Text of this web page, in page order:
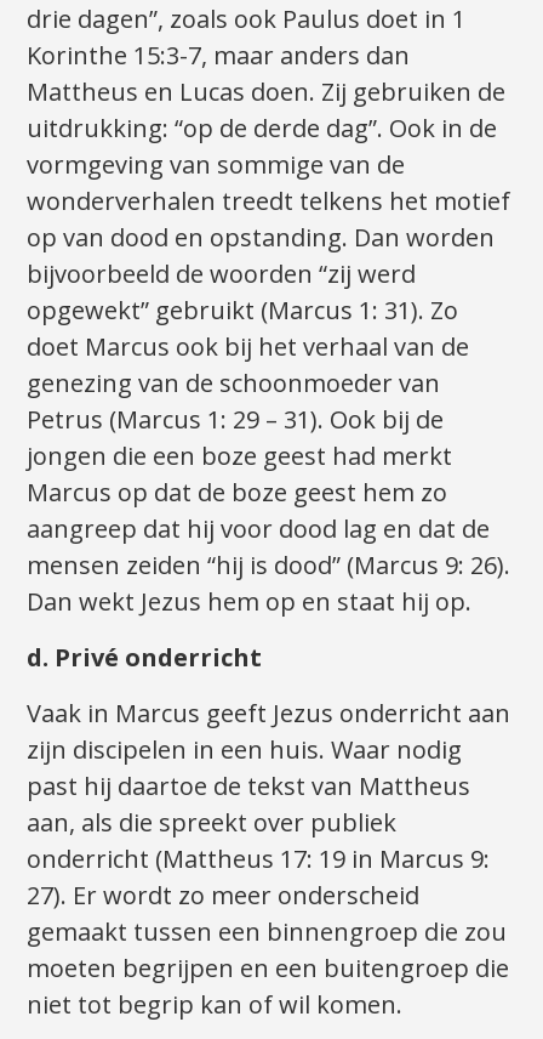
drie dagen”, zoals ook Paulus doet in 1
Korinthe 15:3-7, maar anders dan
Mattheus en Lucas doen. Zij gebruiken de
uitdrukking: “op de derde dag”. Ook in de
vormgeving van sommige van de
wonderverhalen treedt telkens het motief
op van dood en opstanding. Dan worden
bijvoorbeeld de woorden “zij werd
opgewekt” gebruikt (Marcus 1: 31). Zo
doet Marcus ook bij het verhaal van de
genezing van de schoonmoeder van
Petrus (Marcus 1: 29 – 31). Ook bij de
jongen die een boze geest had merkt
Marcus op dat de boze geest hem zo
aangreep dat hij voor dood lag en dat de
mensen zeiden “hij is dood” (Marcus 9: 26).
Dan wekt Jezus hem op en staat hij op.
d. Privé onderricht
Vaak in Marcus geeft Jezus onderricht aan
zijn discipelen in een huis. Waar nodig
past hij daartoe de tekst van Mattheus
aan, als die spreekt over publiek
onderricht (Mattheus 17: 19 in Marcus 9:
27). Er wordt zo meer onderscheid
gemaakt tussen een binnengroep die zou
moeten begrijpen en een buitengroep die
niet tot begrip kan of wil komen.